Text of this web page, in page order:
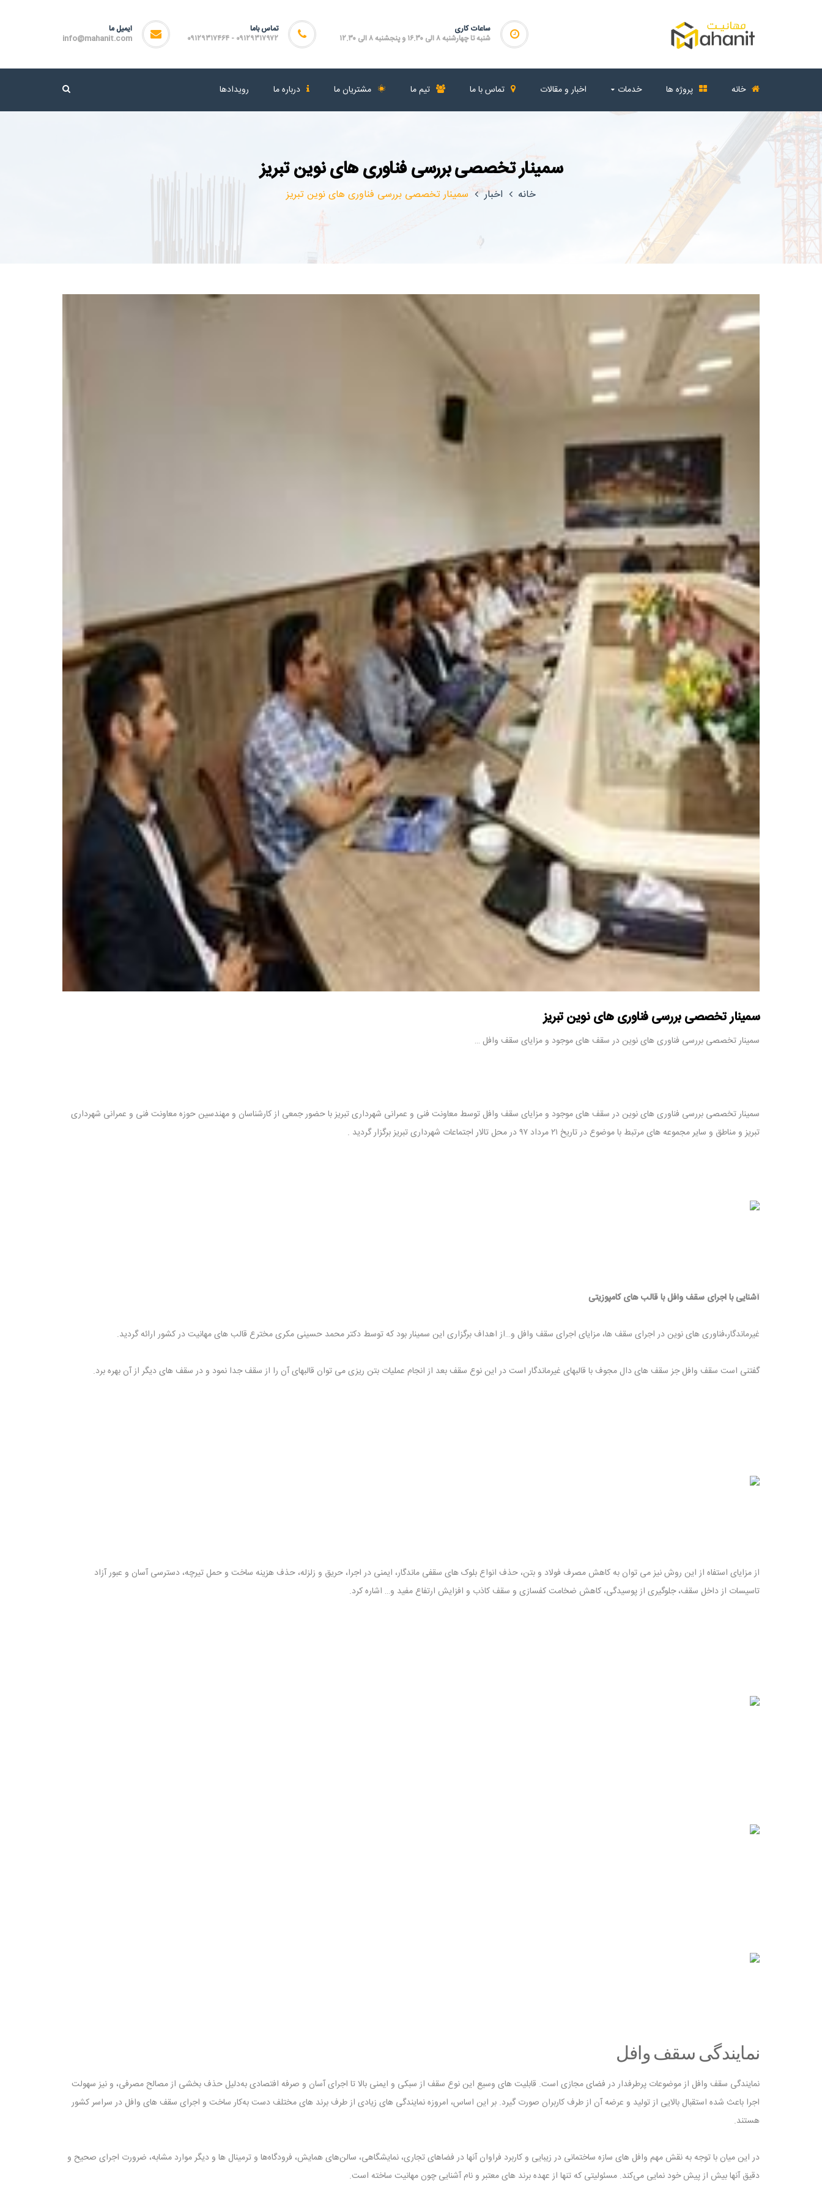
ایمیل ما
info@mahanit.com
تماس باما
۰۹۱۲۹۳۱۷۹۷۲ - ۰۹۱۲۹۳۱۷۴۶۴
ساعات کاری
شنبه تا چهارشنبه ۸ الی ۱۶.۳۰ و پنجشنبه ۸ الی ۱۲.۳۰
خانه پروژه ها خدمات اخبار و مقالات تماس با ما تیم ما مشتریان ما درباره ما رویدادها
سمینار تخصصی بررسی فناوری های نوین تبریز
خانه اخبار سمینار تخصصی بررسی فناوری های نوین تبریز
سمینار تخصصی بررسی فناوری های نوین تبریز
سمینار تخصصی بررسی فناوری های نوین در سقف های موجود و مزایای سقف وافل …
سمینار تخصصی بررسی فناوری های نوین در سقف های موجود و مزایای سقف وافل توسط معاونت فنی و عمرانی شهرداری تبریز با حضور جمعی از کارشناسان و مهندسین حوزه معاونت فنی و عمرانی شهرداری
تبریز و مناطق و سایر مجموعه های مرتبط با موضوع در تاریخ ۲۱ مرداد ۹۷ در محل تالار اجتماعات شهرداری تبریز برگزار گردید .
آشنایی با اجرای سقف وافل با قالب های کامپوزیتی
غیرماندگار،فناوری های نوین در اجرای سقف ها، مزایای اجرای سقف وافل و…از اهداف برگزاری این سمینار بود که توسط دکتر محمد حسینی مکری مخترع قالب های مهانیت در کشور ارائه گردید.
گفتنی است سقف وافل جز سقف های دال مجوف با قالبهای غیرماندگار است در این نوع سقف بعد از انجام عملیات بتن ریزی می توان قالبهای آن را از سقف جدا نمود و در سقف های دیگر از آن بهره برد.
از مزایای استفاه از این روش نیز می توان به کاهش مصرف فولاد و بتن، حذف انواع بلوک های سقفی ماندگار، ایمنی در اجرا، حریق و زلزله، حذف هزینه ساخت و حمل تیرچه، دسترسی آسان و عبور آزاد
تاسیسات از داخل سقف، جلوگیری از پوسیدگی، کاهش ضخامت کفسازی و سقف کاذب و افزایش ارتفاع مفید و… اشاره کرد.
نمایندگی سقف وافل
نمایندگی سقف وافل از موضوعات پرطرفدار در فضای مجازی است. قابلیت‌ های وسیع این نوع سقف از سبکی و ایمنی بالا تا اجرای آسان و صرفه افتصادی به‌دلیل حذف بخشی از مصالح مصرفی، و نیز سهولت
اجرا باعث شده استقبال بالایی از تولید و عرضه آن از طرف کاربران صورت گیرد. بر این اساس، امروزه نمایندگی‌ های زیادی از طرف برند های مختلف دست به‌کار ساخت و اجرای سقف‌ های وافل در سراسر کشور
هستند.
در این میان با توجه به نقش مهم وافل‌ های سازه ساختمانی در زیبایی و کاربرد فراوان آنها در فضاهای تجاری، نمایشگاهی، سالن‌های همایش، فرودگاه‌ها و ترمینال‌ ها و دیگر موارد مشابه، ضرورت اجرای صحیح و
دقیق آنها بیش از پیش خود نمایی می‌کند. مسئولیتی که تنها از عهده برند های معتبر و نام آشنایی چون مهانیت ساخته است.